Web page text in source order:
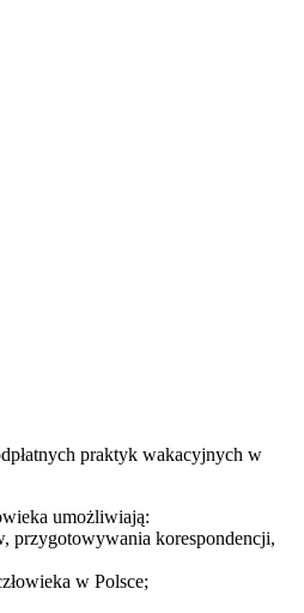
praktyk wakacyjnych w
umożliwiają:
przygotowywania korespondencji,
w Polsce;